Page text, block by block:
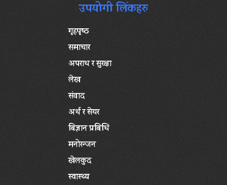
उपयोगी लिंकहरु
गृहपृष्‍ठ
समाचार
अपराध र सुरक्षा
लेख
संवाद
अर्थ र सेयर
बिज्ञान प्रबिधि
मनोरन्जन
खेलकुद
स्वास्थ्य